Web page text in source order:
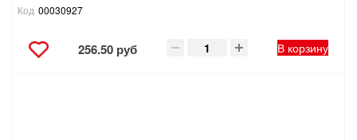
Код 00030927
256.50 руб В корзину